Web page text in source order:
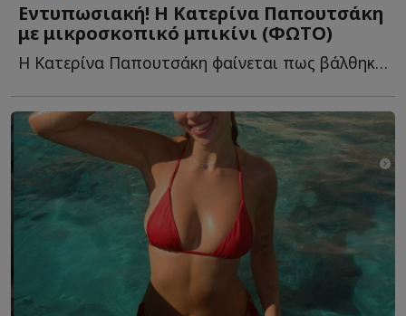
Εντυπωσιακή! Η Κατερίνα Παπουτσάκη
με μικροσκοπικό μπικίνι (ΦΩΤΟ)
Η Κατερίνα Παπουτσάκη φαίνεται πως βάλθηκε να μαγνητίσει μ...